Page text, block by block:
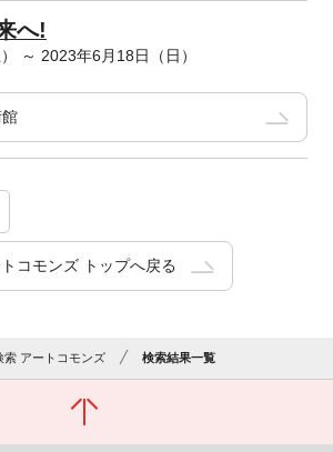
へ!
～ 2023年6月18日（日）
コモンズ トップへ戻る
索 アートコモンズ 検索結果一覧